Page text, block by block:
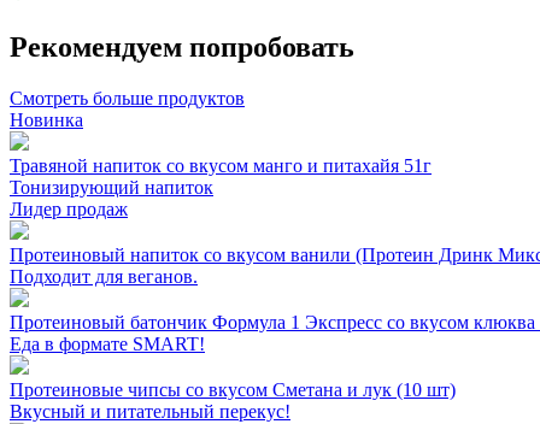
Рекомендуем попробовать
Смотреть больше продуктов
Новинка
Травяной напиток со вкусом манго и питахайя 51г
Тонизирующий напиток
Лидер продаж
Протеиновый напиток со вкусом ванили (Протеин Дринк
Подходит для веганов.
Протеиновый батончик Формула 1 Экспресс со вкусом
Еда в формате SMART!
Протеиновые чипсы со вкусом Сметана и лук (10 шт)
Вкусный и питательный перекус!